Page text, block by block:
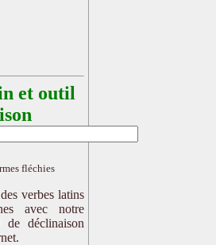
et outil
fléchies
verbes latins
avec notre
déclinaison